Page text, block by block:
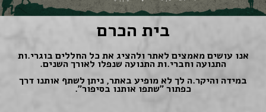
בית הכרם
אנו עושים מאמצים לאתר ולהציג את כל החללים בוגרי.ות
התנועה וחברי.ות התנועה שנפלו לאורך השנים.
במידה והיקר.ה לך לא מופיע באתר, ניתן לשתף אותנו דרך
כפתור ״שתפו אותנו בסיפור״.